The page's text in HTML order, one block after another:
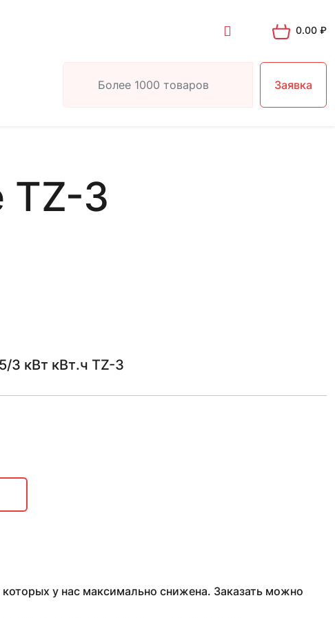
0.00 ₽
Заявка
TZ-3
3 кВт кВт.ч TZ-3
у нас максимально снижена. Заказать можно